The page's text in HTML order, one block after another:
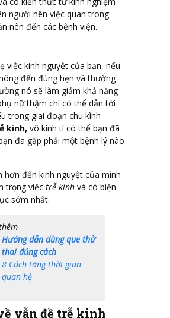
người nên việc quan trong
nên đến các bệnh viện.
việc kinh nguyệt của bạn, nếu
đến đúng hẹn và thường
nó sẽ làm giảm khả năng
nữ thậm chí có thể dẫn tới
trong giai đoạn chu kình
kinh, vô kinh tì có thể bạn đã
đã gặp phải một bệnh lý nào
hơn đến kinh nguyệt của mình
trọng việc trễ kinh và có biện
sớm nhất.
Hướng dẫn dùng que thử
thai đúng cách
8 Cách tăng thời gian
quan hệ
vẫn đề trễ kinh